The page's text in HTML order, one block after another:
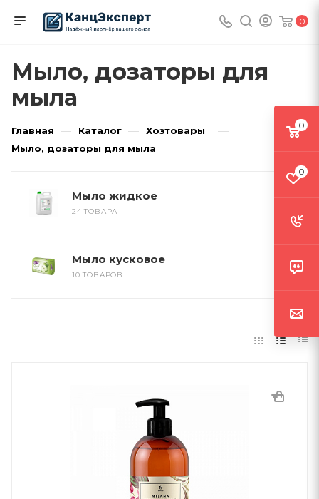
0
Мыло, дозаторы для
мыла
Главная — Каталог — Хозтовары —
Мыло, дозаторы для мыла
Мыло жидкое
24 ТОВАРА
Мыло кусковое
10 ТОВАРОВ
0
0